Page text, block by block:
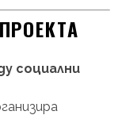
социални